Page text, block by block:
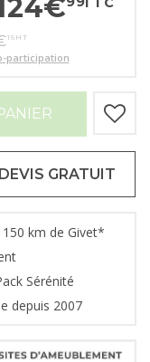
€
16 HT
participation
GRATUIT
km de Givet*
Sérénité
depuis 2007